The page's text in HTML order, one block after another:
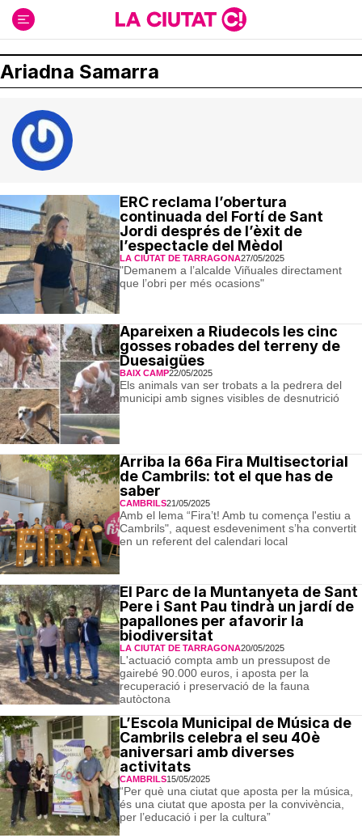
contenido
Ariadna Samarra
ERC reclama l’obertura
continuada del Fortí de Sant
Jordi després de l’èxit de
l’espectacle del Mèdol
LA CIUTAT DE TARRAGONA27/05/2025
"Demanem a l’alcalde Viñuales directament
que l’obri per més ocasions"
Apareixen a Riudecols les cinc
gosses robades del terreny de
Duesaigües
BAIX CAMP22/05/2025
Els animals van ser trobats a la pedrera del
municipi amb signes visibles de desnutrició
Arriba la 66a Fira Multisectorial
de Cambrils: tot el que has de
saber
CAMBRILS21/05/2025
Amb el lema “Fira’t! Amb tu comença l'estiu a
Cambrils", aquest esdeveniment s’ha convertit
en un referent del calendari local
El Parc de la Muntanyeta de Sant
Pere i Sant Pau tindrà un jardí de
papallones per afavorir la
biodiversitat
LA CIUTAT DE TARRAGONA20/05/2025
L'actuació compta amb un pressupost de
gairebé 90.000 euros, i aposta per la
recuperació i preservació de la fauna
autòctona
L’Escola Municipal de Música de
Cambrils celebra el seu 40è
aniversari amb diverses
activitats
CAMBRILS15/05/2025
“Per què una ciutat que aposta per la música,
és una ciutat que aposta per la convivència,
per l’educació i per la cultura”